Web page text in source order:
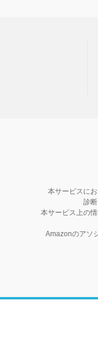
本サービスに
診
本サービス上の
Amazonのアソ